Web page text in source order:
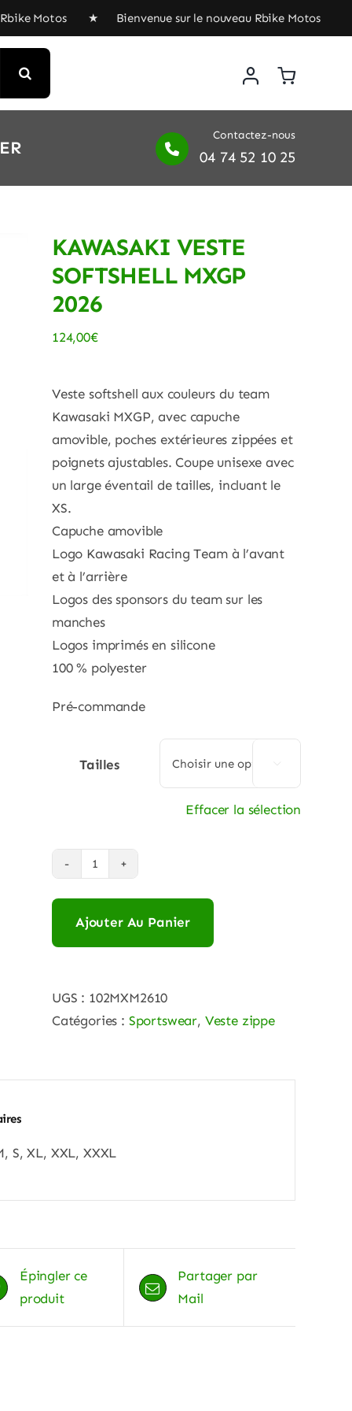
Motos ★ Bienvenue sur le nouveau Rbike Motos ★
Contactez-nous
04 74 52 10 25
KAWASAKI VESTE
SOFTSHELL MXGP
2026
124,00€
Veste softshell aux couleurs du team
Kawasaki MXGP, avec capuche
amovible, poches extérieures zippées et
poignets ajustables. Coupe unisexe avec
un large éventail de tailles, incluant le
XS.
Capuche amovible
Logo Kawasaki Racing Team à l’avant
et à l’arrière
Logos des sponsors du team sur les
manches
Logos imprimés en silicone
100 % polyester
Pré-commande
Tailles
Effacer la sélection
quantité
de
KAWASAKI
Ajouter Au Panier
UGS : 102MXM2610
Catégories : Sportswear, Veste zippe
S, XL, XXL, XXXL
Épingler ce
produit
Partager par
Mail